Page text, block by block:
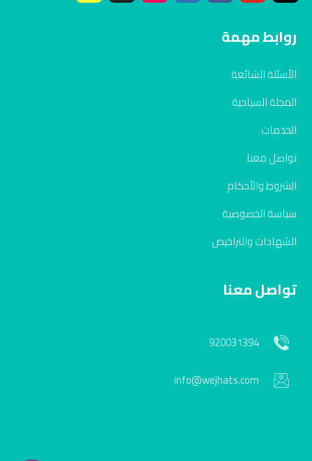
روابط مهمة
الأسئلة الشائعة
المجلة السياحية
الخدمات
تواصل معنا
الشروط والأحكام
سياسة الخصوصية
الشهادات والتراخيص
تواصل معنا
920031394
info@wejhats.com